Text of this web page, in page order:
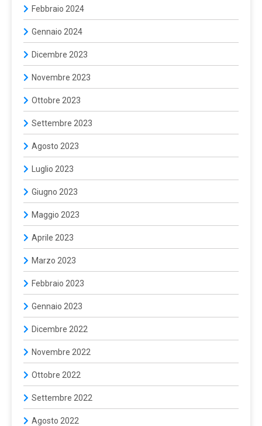
Febbraio 2024
Gennaio 2024
Dicembre 2023
Novembre 2023
Ottobre 2023
Settembre 2023
Agosto 2023
Luglio 2023
Giugno 2023
Maggio 2023
Aprile 2023
Marzo 2023
Febbraio 2023
Gennaio 2023
Dicembre 2022
Novembre 2022
Ottobre 2022
Settembre 2022
Agosto 2022